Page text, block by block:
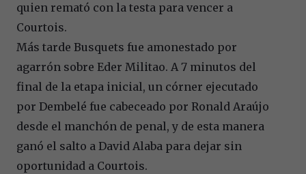
quien remató con la testa para vencer a
Courtois.
Más tarde Busquets fue amonestado por
agarrón sobre Eder Militao. A 7 minutos del
final de la etapa inicial, un córner ejecutado
por Dembelé fue cabeceado por Ronald Araújo
desde el manchón de penal, y de esta manera
ganó el salto a David Alaba para dejar sin
oportunidad a Courtois.